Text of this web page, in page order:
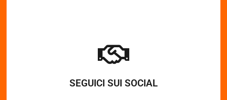
SEGUICI SUI SOCIAL